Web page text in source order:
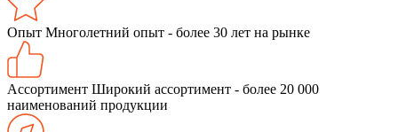
Опыт Многолетний опыт - более 30 лет на рынке
Ассортимент Широкий ассортимент - более 20 000
наименований продукции